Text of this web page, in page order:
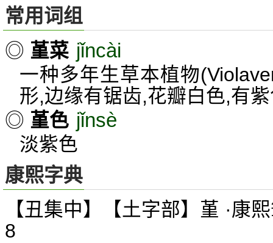
常用词组
◎ 堇菜 jǐncài
一种多年生草本植物
形,边缘有锯齿,花瓣白色,有
◎ 堇色 jǐnsè
淡紫色
康熙字典
【丑集中】【土字部】堇 ·康
8